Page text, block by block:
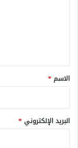
*
الاسم *
البريد الإلكتروني *